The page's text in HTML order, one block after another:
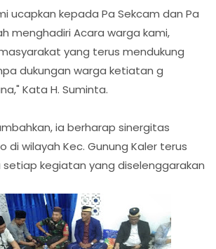
ucapkan kepada Pa Sekcam dan Pa
menghadiri Acara warga kami,
yang terus mendukung
dukungan warga ketiatan g
Kata H. Suminta.
ia berharap sinergitas
di wilayah Kec. Gunung Kaler terus
setiap kegiatan yang diselenggarakan